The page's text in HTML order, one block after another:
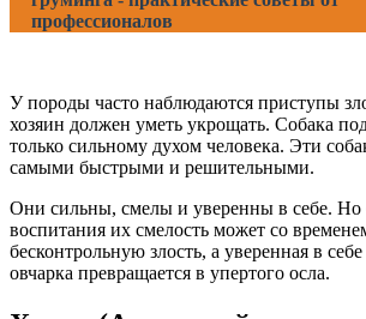
профессионалов
У породы часто наблюдаются приступы
хозяин должен уметь укрощать. Собака
только сильному духом человека. Эти
самыми быстрыми и решительными.
Они сильны, смелы и уверенны в себе. Но
воспитания их смелость может со
бесконтрольную злость, а уверенная в
овчарка превращается в упертого осла.